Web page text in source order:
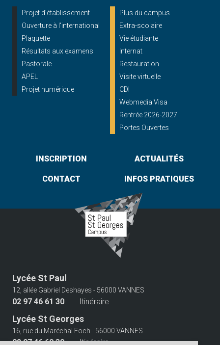
Projet d'établissement
Ouverture à l'international
Plaquette
Résultats aux examens
Pastorale
APEL
Projet numérique
Plus du campus
Extra-scolaire
Vie étudiante
Internat
Restauration
Visite virtuelle
CDI
Webmedia Visa
Rentrée 2026-2027
Portes Ouvertes
INSCRIPTION ACTUALITÉS
CONTACT INFOS PRATIQUES
Lycée St Paul
12, allée Gabriel Deshayes - 56000 VANNES
02 97 46 61 30 Itinéraire
Lycée St Georges
16, rue du Maréchal Foch - 56000 VANNES
02 97 46 60 30 Itinéraire